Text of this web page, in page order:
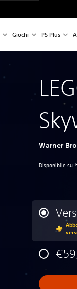
Giochi PS Plus
Warner
Disponibile su